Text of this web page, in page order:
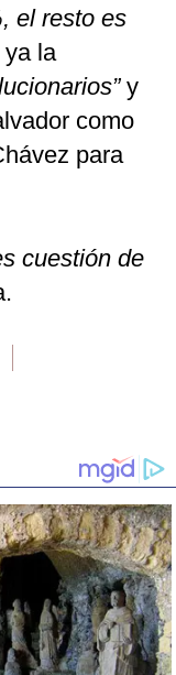
el resto es
ya la
y
como
para
cuestión de